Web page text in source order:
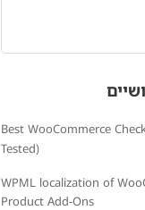
Best WooCommerce
Tested)
WPML localization of
Product Add-Ons